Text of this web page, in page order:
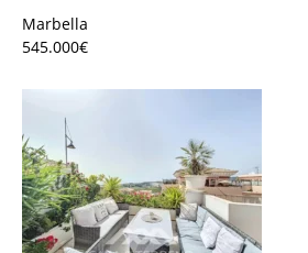
Marbella
545.000€